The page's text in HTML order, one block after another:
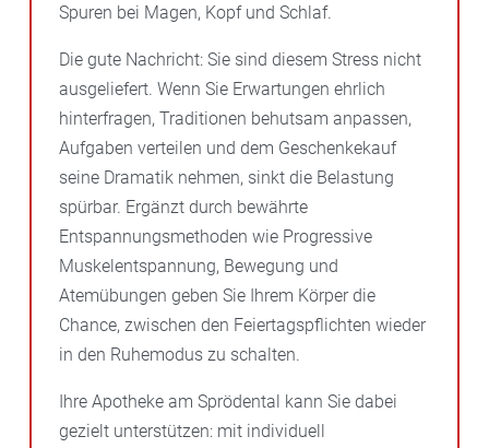
Spuren bei Magen, Kopf und Schlaf.
Die gute Nachricht: Sie sind diesem Stress nicht
ausgeliefert. Wenn Sie Erwartungen ehrlich
hinterfragen, Traditionen behutsam anpassen,
Aufgaben verteilen und dem Geschenkekauf
seine Dramatik nehmen, sinkt die Belastung
spürbar. Ergänzt durch bewährte
Entspannungsmethoden wie Progressive
Muskelentspannung, Bewegung und
Atemübungen geben Sie Ihrem Körper die
Chance, zwischen den Feiertagspflichten wieder
in den Ruhemodus zu schalten.
Ihre Apotheke am Sprödental kann Sie dabei
gezielt unterstützen: mit individuell